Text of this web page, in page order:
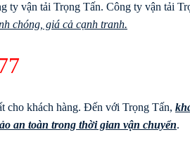
ty vận tải Trọng Tấn. Công ty vận tải
chóng, giá cả cạnh tranh.
cho khách hàng. Đến với Trọng Tấn,
an toàn trong thời gian vận chuyển.